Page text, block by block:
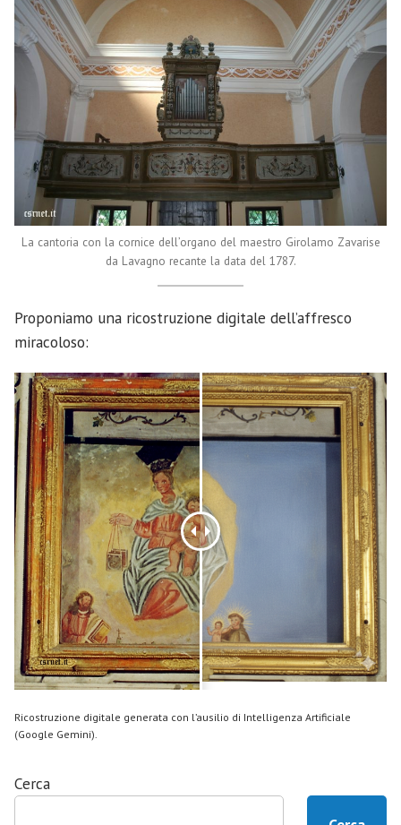
La cantoria con la cornice dell’organo del maestro Girolamo Zavarise
da Lavagno recante la data del 1787.
Proponiamo una ricostruzione digitale dell’affresco
miracoloso:
Ricostruzione digitale generata con l’ausilio di Intelligenza Artificiale
(Google Gemini).
Cerca